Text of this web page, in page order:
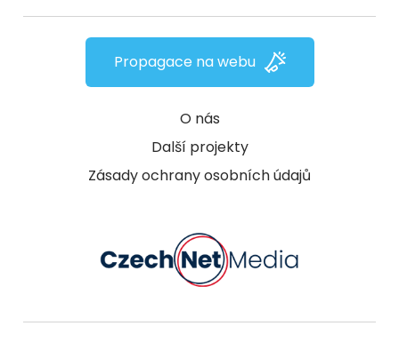
O nás
Další projekty
Zásady ochrany osobních údajů
Propagace na webu